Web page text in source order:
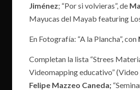
Jiménez; “Por si volvieras”, de
Mayucas del Mayab featuring
En Fotografía: “A la Plancha”, con
Completan la lista “Strees
Videomapping educativo”
Felipe Mazzeo Caneda;